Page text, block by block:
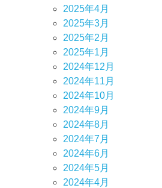
2025年4月
2025年3月
2025年2月
2025年1月
2024年12月
2024年11月
2024年10月
2024年9月
2024年8月
2024年7月
2024年6月
2024年5月
2024年4月